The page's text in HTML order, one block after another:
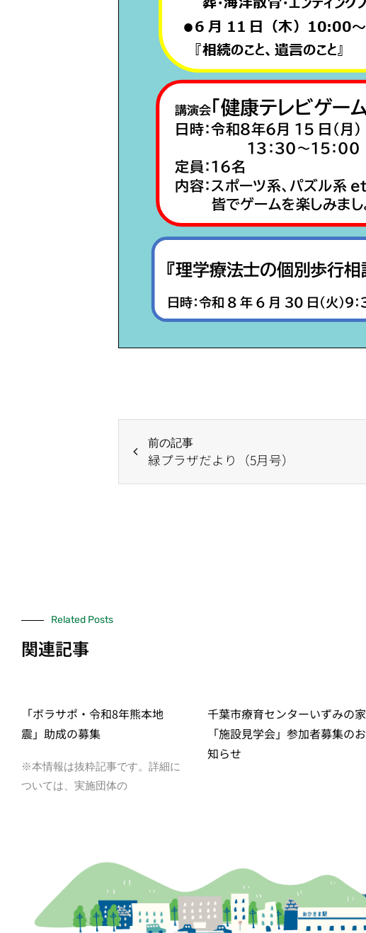
前の記事
緑プラザだより（5月号）
Related Posts
関連記事
「ボラサポ・令和8年熊本地
震」助成の募集
※本情報は抜粋記事です。詳細に
ついては、実施団体の
千葉市療育センターいずみの家
「施設見学会」参加者募集のお
知らせ